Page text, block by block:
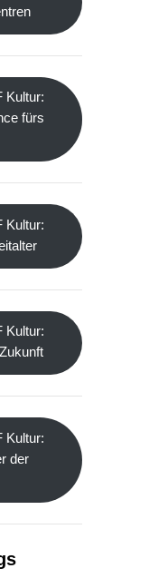
Kultur:
fürs
Kultur:
Kultur:
Kultur:
der